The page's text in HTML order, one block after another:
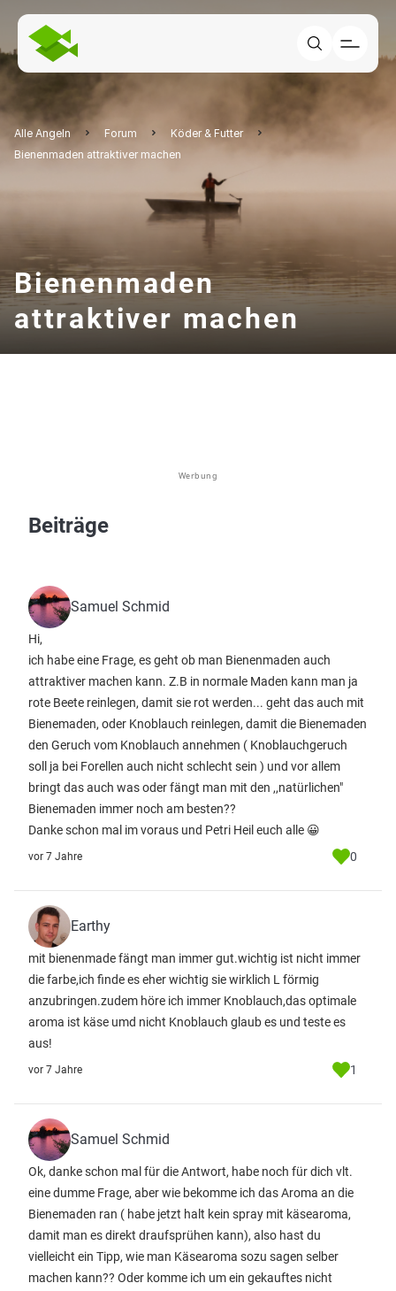
Alle Angeln Forum
Köder & Futter
Bienenmaden attraktiver machen
Bienenmaden
attraktiver machen
Werbung
Beiträge
Samuel Schmid
Hi,
ich habe eine Frage, es geht ob man Bienenmaden auch
attraktiver machen kann. Z.B in normale Maden kann man ja
rote Beete reinlegen, damit sie rot werden... geht das auch mit
Bienemaden, oder Knoblauch reinlegen, damit die Bienemaden
den Geruch vom Knoblauch annehmen ( Knoblauchgeruch
soll ja bei Forellen auch nicht schlecht sein ) und vor allem
bringt das auch was oder fängt man mit den ,,natürlichen"
Bienemaden immer noch am besten??
Danke schon mal im voraus und Petri Heil euch alle 😀
vor 7 Jahre 0
Earthy
mit bienenmade fängt man immer gut.wichtig ist nicht immer
die farbe,ich finde es eher wichtig sie wirklich L förmig
anzubringen.zudem höre ich immer Knoblauch,das optimale
aroma ist käse umd nicht Knoblauch glaub es und teste es
aus!
vor 7 Jahre 1
Samuel Schmid
Ok, danke schon mal für die Antwort, habe noch für dich vlt.
eine dumme Frage, aber wie bekomme ich das Aroma an die
Bienemaden ran ( habe jetzt halt kein spray mit käsearoma,
damit man es direkt draufsprühen kann), also hast du
vielleicht ein Tipp, wie man Käsearoma sozu sagen selber
machen kann?? Oder komme ich um ein gekauftes nicht